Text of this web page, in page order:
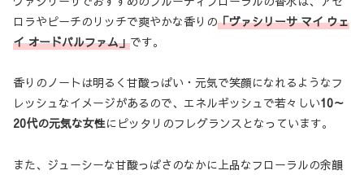
ロラやピーチのリッチで爽やかな香りの「ヴァシリーサ マイ ウェ
イ オードパルファム」です。
香りのノートは明るく甘酸っぱい・元気で笑顔になれるようなフ
レッシュなイメージがあるので、エネルギッシュで若々しい10～
20代の元気な女性にピッタリのフレグランスとなっています。
また、ジューシーな甘酸っぱさのなかに上品なフローラルの余韻